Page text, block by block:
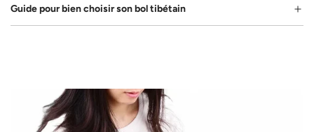
Guide pour bien choisir son bol tibétain